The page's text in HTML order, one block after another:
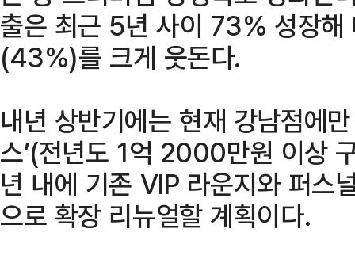
출은 최근 5년 사이 73% 성장해
(43%)를 크게 웃돈다.
내년 상반기에는 현재 강남점에
스’(전년도 1억 2000만원 이상
년 내에 기존 VIP 라운지와 퍼스
으로 확장 리뉴얼할 계획이다.